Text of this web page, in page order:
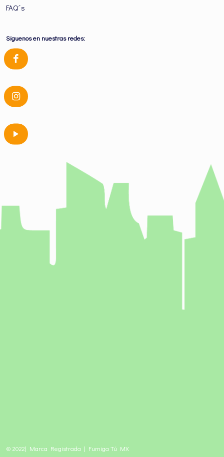
FAQ´s
Siguenos en nuestras redes:
© 2022| Marca Registrada | Fumiga Tú MX